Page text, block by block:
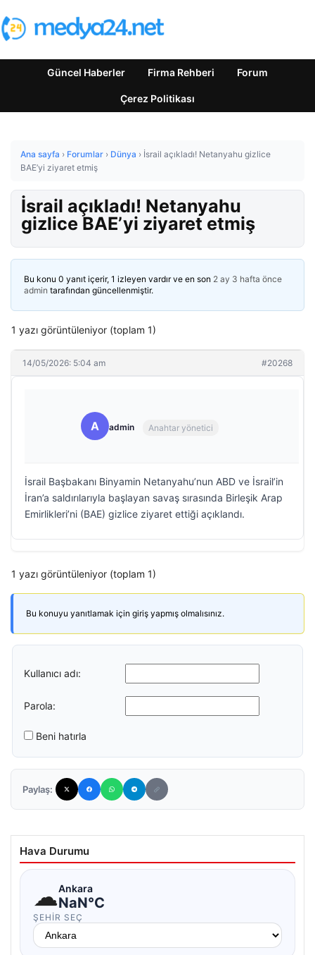
Güncel Haberler Firma Rehberi Forum
Çerez Politikası
Ana sayfa › Forumlar › Dünya › İsrail açıkladı! Netanyahu gizlice
BAE’yi ziyaret etmiş
İsrail açıkladı! Netanyahu
gizlice BAE’yi ziyaret etmiş
Bu konu 0 yanıt içerir, 1 izleyen vardır ve en son 2 ay 3 hafta önce
admin tarafından güncellenmiştir.
1 yazı görüntüleniyor (toplam 1)
14/05/2026: 5:04 am #20268
A admin Anahtar yönetici
İsrail Başbakanı Binyamin Netanyahu’nun ABD ve İsrail’in
İran’a saldırılarıyla başlayan savaş sırasında Birleşik Arap
Emirlikleri’ni (BAE) gizlice ziyaret ettiği açıklandı.
1 yazı görüntüleniyor (toplam 1)
Bu konuyu yanıtlamak için giriş yapmış olmalısınız.
Kullanıcı adı:
Parola:
Beni hatırla
Paylaş:
Hava Durumu
☁Ankara
NaN°C
ŞEHIR SEÇ